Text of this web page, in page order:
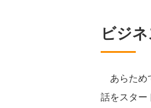
ビジ
あらため
話をスター